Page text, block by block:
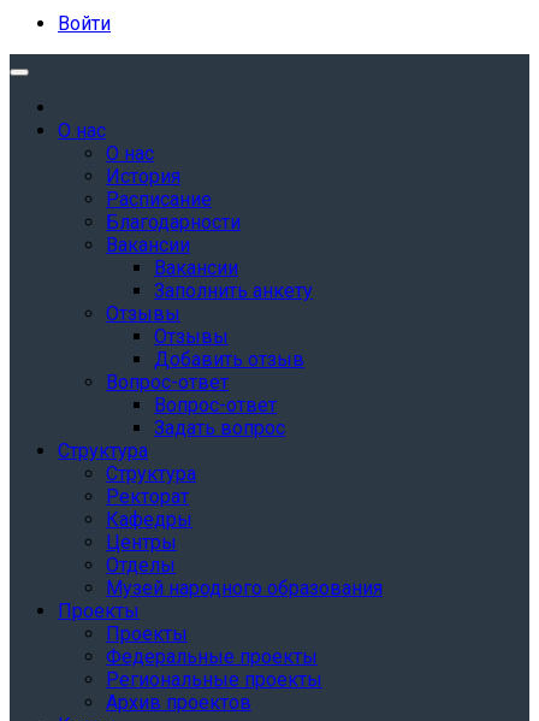
Войти
О нас
О нас
История
Расписание
Благодарности
Вакансии
Вакансии
Заполнить анкету
Отзывы
Отзывы
Добавить отзыв
Вопрос-ответ
Вопрос-ответ
Задать вопрос
Структура
Структура
Ректорат
Кафедры
Центры
Отделы
Музей народного образования
Проекты
Проекты
Федеральные проекты
Региональные проекты
Архив проектов